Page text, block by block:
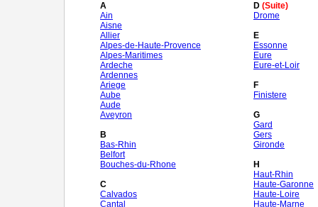
A
Ain
Aisne
Allier
Alpes-de-Haute-Provence
Alpes-Maritimes
Ardeche
Ardennes
Ariege
Aube
Aude
Aveyron
B
Bas-Rhin
Belfort
Bouches-du-Rhone
C
Calvados
Cantal
D (Suite)
Drome
E
Essonne
Eure
Eure-et-Loir
F
Finistere
G
Gard
Gers
Gironde
H
Haut-Rhin
Haute-Garonne
Haute-Loire
Haute-Marne